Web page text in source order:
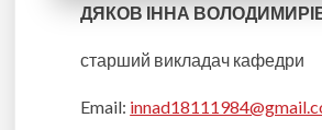
ДЯКОВ ІННА
старший викладач кафедри
Email: